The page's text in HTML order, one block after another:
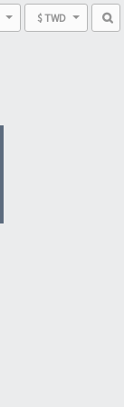
$ TWD